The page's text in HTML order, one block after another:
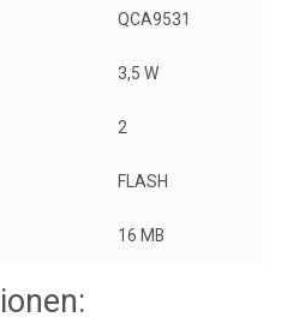
QCA9531
3,5 W
2
FLASH
16 MB